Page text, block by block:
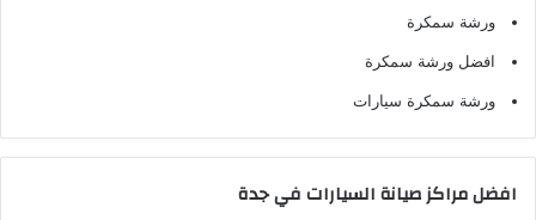
ورشة سمكرة
افضل ورشة سمكرة
ورشة سمكرة سيارات
افضل مراكز صيانة السيارات في جدة